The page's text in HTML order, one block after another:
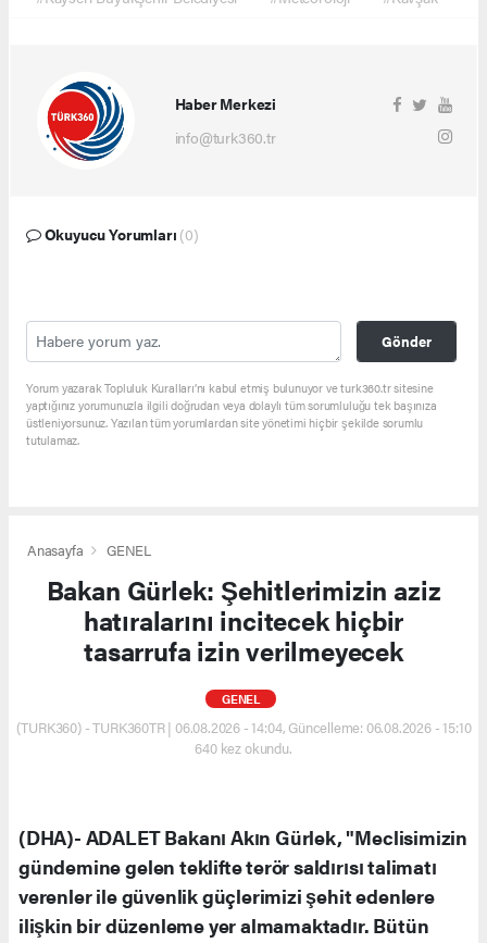
Haber Merkezi
info@turk360.tr
Okuyucu Yorumları (0)
Gönder
Yorum yazarak Topluluk Kuralları’nı kabul etmiş bulunuyor ve turk360.tr sitesine
yaptığınız yorumunuzla ilgili doğrudan veya dolaylı tüm sorumluluğu tek başınıza
üstleniyorsunuz. Yazılan tüm yorumlardan site yönetimi hiçbir şekilde sorumlu
tutulamaz.
Anasayfa GENEL
Bakan Gürlek: Şehitlerimizin aziz
hatıralarını incitecek hiçbir
tasarrufa izin verilmeyecek
GENEL
(TURK360) - TURK360TR | 06.08.2026 - 14:04, Güncelleme: 06.08.2026 - 15:10
640 kez okundu.
(DHA)- ADALET Bakanı Akın Gürlek, "Meclisimizin
gündemine gelen teklifte terör saldırısı talimatı
verenler ile güvenlik güçlerimizi şehit edenlere
ilişkin bir düzenleme yer almamaktadır. Bütün